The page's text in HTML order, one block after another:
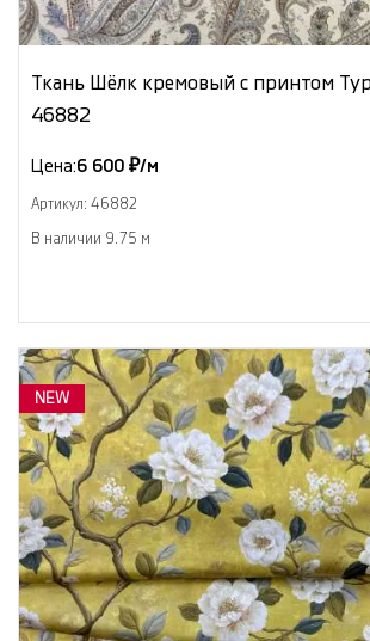
Ткань Шёлк кремовый с принтом
46882
Цена:6 600 ₽/м
Артикул: 46882
В наличии 9.75 м
NEW